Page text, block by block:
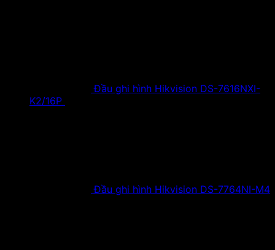
Đầu ghi hình Hikvision DS-7616NXI-
K2/16P
Đầu ghi hình Hikvision DS-7764NI-M4